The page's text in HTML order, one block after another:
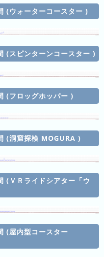
(ウォーターコースター )
(スピンターンコースター )
(フロッグホッパー )
(洞窟探検 MOGURA )
(ＶＲライドシアター「ウ
(屋内型コースター